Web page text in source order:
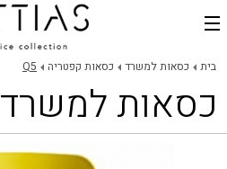
בית
דלפקי קבלה
כסאות למשרד
בית כסאות למשרד כסאות קפטריה Q5
כסאות למשרד